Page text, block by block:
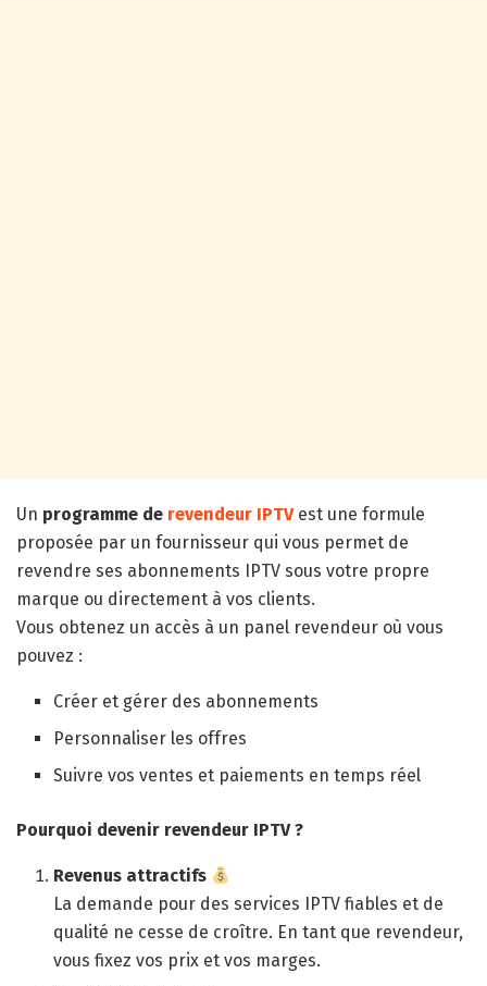
Un programme de revendeur IPTVest une formule
proposée par un fournisseur qui vous permet de
revendre ses abonnements IPTV sous votre propre
marque ou directement à vos clients.
Vous obtenez un accès à un panel revendeur où vous
pouvez :
Créer et gérer des abonnements
Personnaliser les offres
Suivre vos ventes et paiements en temps réel
Pourquoi devenir revendeur IPTV ?
Revenus attractifs
La demande pour des services IPTV fiables et de
qualité ne cesse de croître. En tant que revendeur,
vous fixez vos prix et vos marges.